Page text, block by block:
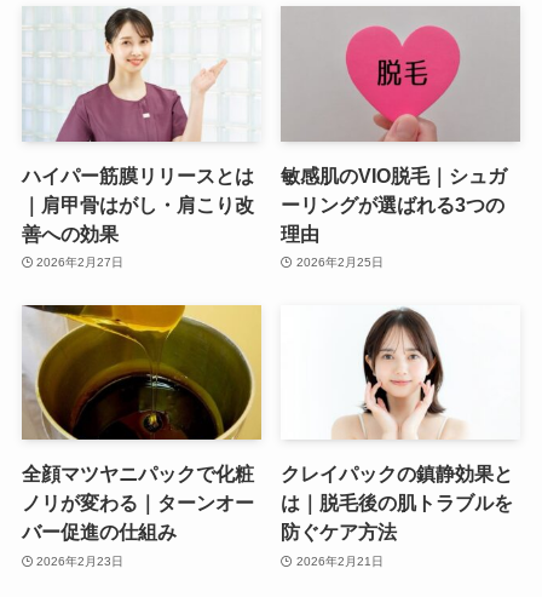
ハイパー筋膜リリースとは
｜肩甲骨はがし・肩こり改
善への効果
2026年2月27日
敏感肌のVIO脱毛｜シュガ
ーリングが選ばれる3つの
理由
2026年2月25日
全顔マツヤニパックで化粧
ノリが変わる｜ターンオー
バー促進の仕組み
2026年2月23日
クレイパックの鎮静効果と
は｜脱毛後の肌トラブルを
防ぐケア方法
2026年2月21日